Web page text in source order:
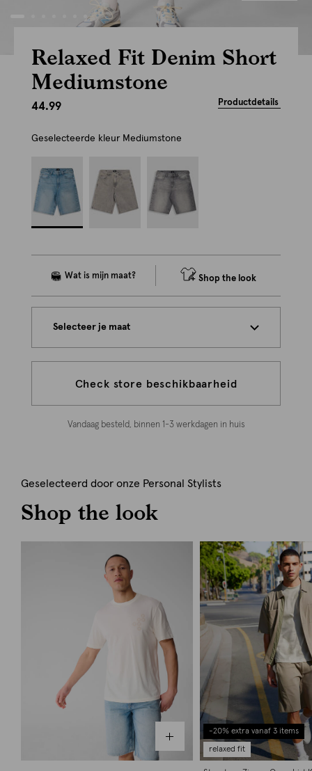
Relaxed Fit Denim Short
Mediumstone
44.99 Productdetails
Geselecteerde kleur Mediumstone
Shop the look
Selecteer je maat
Check store beschikbaarheid
Vandaag besteld, binnen 1-3 werkdagen in huis
Geselecteerd door onze Personal Stylists
Shop the look
-20% extra vanaf 3 items
relaxed fit